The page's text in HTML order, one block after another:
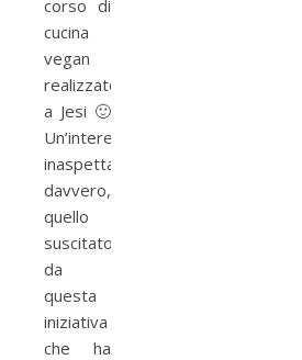
corso di
cucina
vegan
realizzato
a Jesi 🙂
Un’interesse
inaspettato
davvero,
quello
suscitato
da
questa
iniziativa
che ha